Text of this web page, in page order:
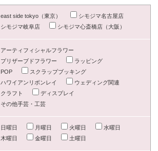
east side tokyo（東京）
シモジマ名古屋店
シモジマ岐阜店
シモジマ心斎橋店（大阪）
アーティフィシャルフラワー
プリザーブドフラワー
ラッピング
POP
スクラップブッキング
ハワイアンリボンレイ
ウェディング関連
クラフト
ディスプレイ
その他手芸・工芸
日曜日 月曜日 火曜日
水曜日
木曜日
金曜日 土曜日